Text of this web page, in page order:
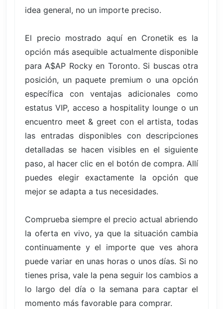
idea general, no un importe preciso.
El precio mostrado aquí en Cronetik es la
opción más asequible actualmente disponible
para A$AP Rocky en Toronto. Si buscas otra
posición, un paquete premium o una opción
específica con ventajas adicionales como
estatus VIP, acceso a hospitality lounge o un
encuentro meet & greet con el artista, todas
las entradas disponibles con descripciones
detalladas se hacen visibles en el siguiente
paso, al hacer clic en el botón de compra. Allí
puedes elegir exactamente la opción que
mejor se adapta a tus necesidades.
Comprueba siempre el precio actual abriendo
la oferta en vivo, ya que la situación cambia
continuamente y el importe que ves ahora
puede variar en unas horas o unos días. Si no
tienes prisa, vale la pena seguir los cambios a
lo largo del día o la semana para captar el
momento más favorable para comprar.